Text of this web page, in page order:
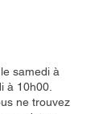
samedi à
à 10h00.
ne trouvez